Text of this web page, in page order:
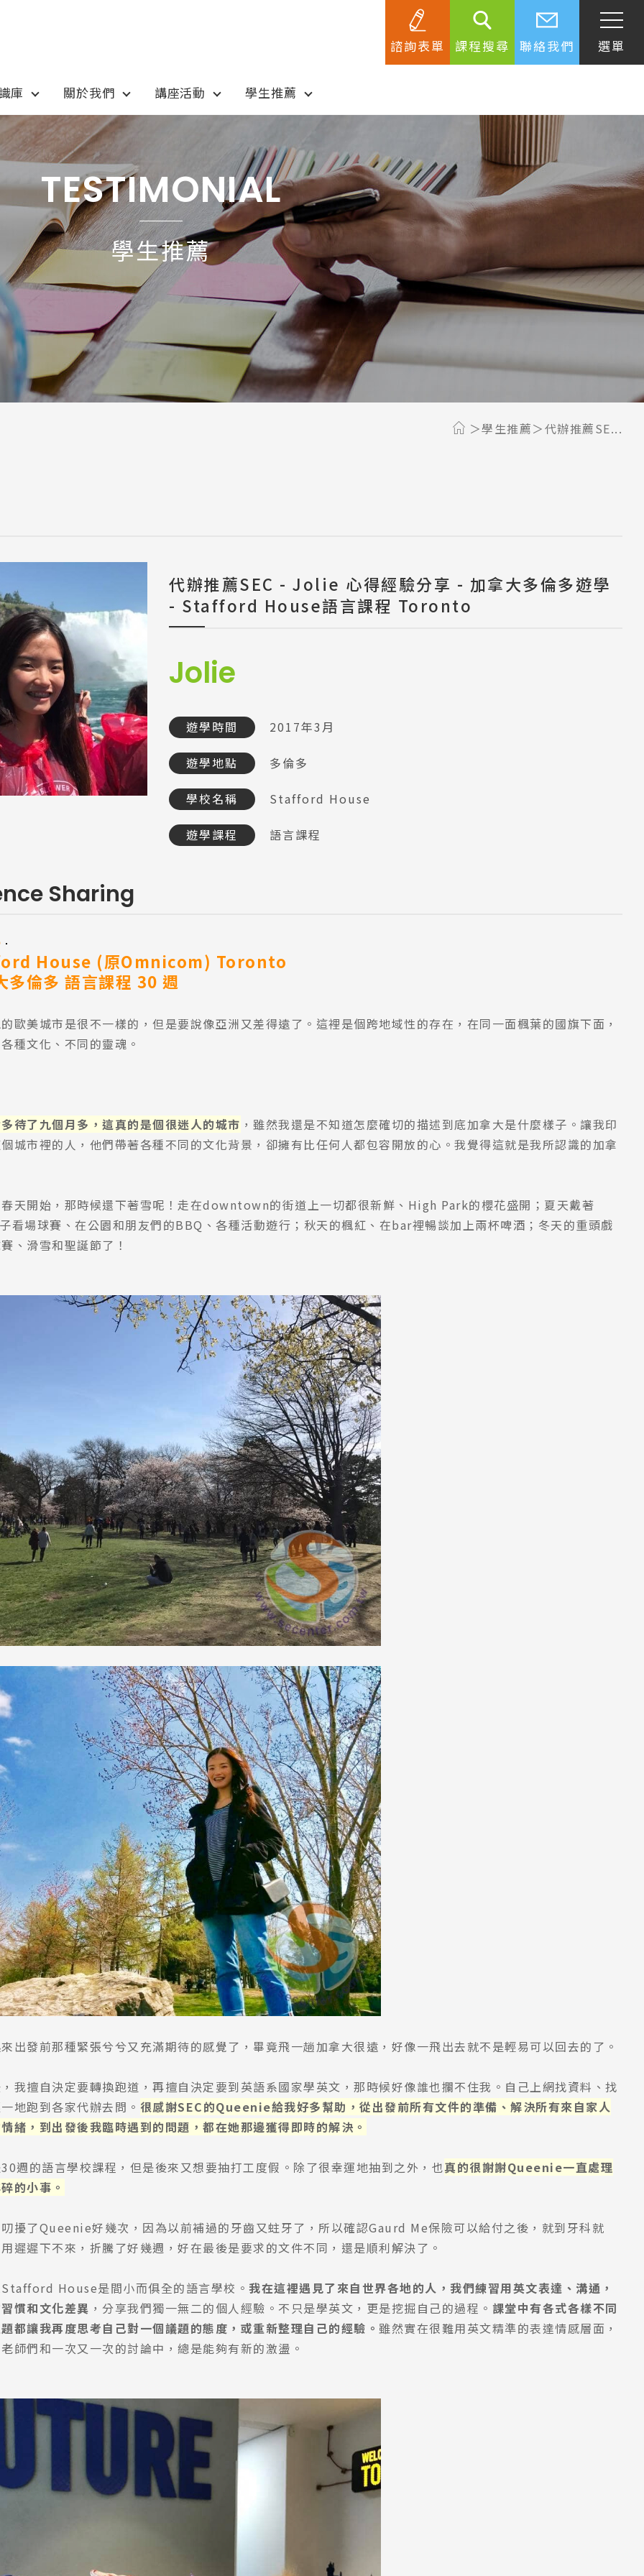
諮詢表單 課程搜尋 聯絡我們 選單
庫 關於我們 講座活動 學生推薦
最新優惠
愛爾蘭IRELAND
Zealand
/ 其他 Others
Program 課程選擇
語言學校
國高中小學校
專業技職｜海外工讀
寒暑假遊學團
學士碩士
SEC 知識庫
關於簽證
生活資訊
跟著遊學大使看世界
學習要領
工作規範
生涯規劃
TESTIMONIAL
學生推薦
學生推薦 代辦推薦SE...
代辦推薦SEC - Jolie 心得經驗分享 - 加拿大多倫多遊學
- Stafford House語言課程 Toronto
Jolie
遊學時間 2017年3月
遊學地點 多倫多
學校名稱 Stafford House
遊學課程 語言課程
Sharing
House (原Omnicom) Toronto
多倫多 語言課程 30 週
歐美城市是很不一樣的，但是要說像亞洲又差得遠了。這裡是個跨地域性的存在，在同一面楓葉的國旗下面，
種文化、不同的靈魂。
待了九個月多，這真的是個很迷人的城市 ，雖然我還是不知道怎麼確切的描述到底加拿大是什麼樣子。讓我印
城市裡的人，他們帶著各種不同的文化背景，卻擁有比任何人都包容開放的心。我覺得這就是我所認識的加拿
天開始，那時候還下著雪呢！走在downtown的街道上一切都很新鮮、High Park的櫻花盛開；夏天戴著
看場球賽、在公園和朋友們的BBQ、各種活動遊行；秋天的楓紅、在bar裡暢談加上兩杯啤酒；冬天的重頭戲
、滑雪和聖誕節了！
出發前那種緊張兮兮又充滿期待的感覺了，畢竟飛一趟加拿大很遠，好像一飛出去就不是輕易可以回去的了。
我擅自決定要轉換跑道，再擅自決定要到英語系國家學英文，那時候好像誰也攔不住我。自己上網找資料、找
地跑到各家代辦去問。 很感謝SEC的Queenie給我好多幫助，從出發前所有文件的準備、解決所有來自家人
緒，到出發後我臨時遇到的問題，都在她那邊獲得即時的解決。
週的語言學校課程，但是後來又想要抽打工度假。除了很幸運地抽到之外，也真的很謝謝Queenie一直處理
的小事。
擾了Queenie好幾次，因為以前補過的牙齒又蛀牙了，所以確認Gaurd Me保險可以給付之後，就到牙科就
遲遲下不來，折騰了好幾週，好在最後是要求的文件不同，還是順利解決了。
Stafford House是間小而俱全的語言學校。我在這裡遇見了來自世界各地的人，我們練習用英文表達、溝通，
慣和文化差異 ，分享我們獨一無二的個人經驗。不只是學英文，更是挖掘自己的過程。 課堂中有各式各樣不同
都讓我再度思考自己對一個議題的態度，或重新整理自己的經驗。雖然實在很難用英文精準的表達情感層面，
師們和一次又一次的討論中，總是能夠有新的激盪。